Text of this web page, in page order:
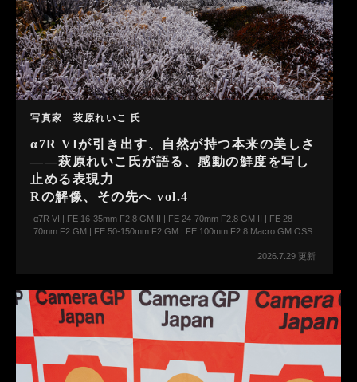
写真家 萩原れいこ 氏
α7R VIが引き出す、自然が持つ本来の美しさ
――萩原れいこ氏が語る、感動の鮮度を写し
止める表現力
Rの解像、その先へ vol.4
α7R VI | FE 16-35mm F2.8 GM II | FE 24-70mm F2.8 GM II | FE 28-
70mm F2 GM | FE 50-150mm F2 GM | FE 100mm F2.8 Macro GM OSS
2026.7.29 更新